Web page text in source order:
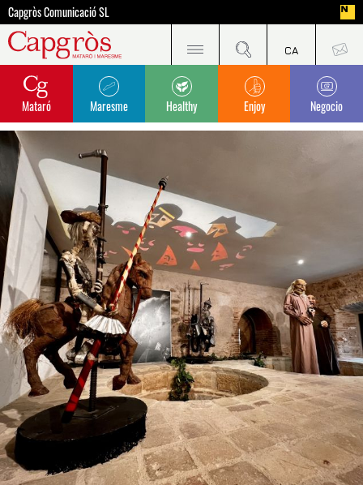
Capgròs Comunicació SL
Mataró Maresme Healthy Enjoy Negocio